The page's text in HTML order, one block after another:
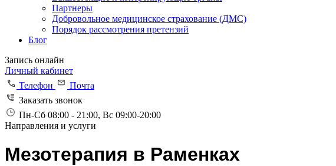
Партнеры
Добровольное медицинское страхование (ДМС)
Порядок рассмотрения претензий
Блог
Запись онлайн
Личный кабинет
Телефон
Почта
Заказать звонок
Пн-Сб 08:00 - 21:00, Вс 09:00-20:00
Направления и услуги
Мезотерапия в Раменках